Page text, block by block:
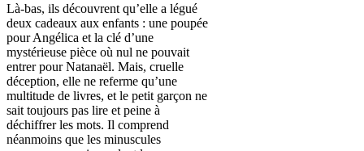
Là-bas, ils découvrent qu’elle a légué
deux cadeaux aux enfants : une poupée
pour Angélica et la clé d’une
mystérieuse pièce où nul ne pouvait
entrer pour Natanaël. Mais, cruelle
déception, elle ne referme qu’une
multitude de livres, et le petit garçon ne
sait toujours pas lire et peine à
déchiffrer les mots. Il comprend
néanmoins que les minuscules